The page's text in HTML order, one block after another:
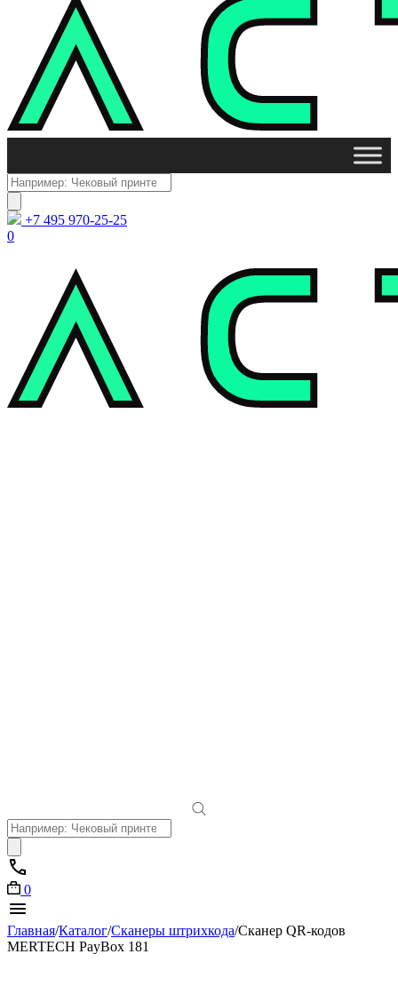
Поиск
товаров
+7 495 970-25-25
0
Поиск
товаров
0
Главная/Каталог/Сканеры штрихкода/Сканер QR-кодов
MERTECH PayBox 181